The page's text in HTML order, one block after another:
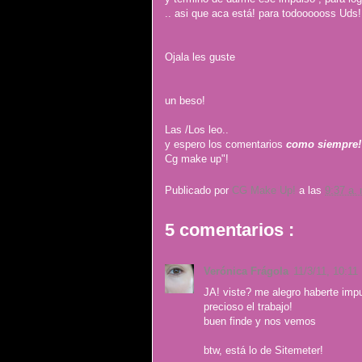
.. asi que aca está! para todoooooss Uds!
Ojala les guste
un beso!
Las /Los leo..
y espero los comentarios como siempre!
Cg make up"!
Publicado por CG Make Up! a las 9:37 a.
5 comentarios :
Verónica Frágola 11/3/11, 10:11
JA! viste? me alegro haberte
precioso el trabajo!
buen finde y nos vemos
btw, está lo de Sitemeter!